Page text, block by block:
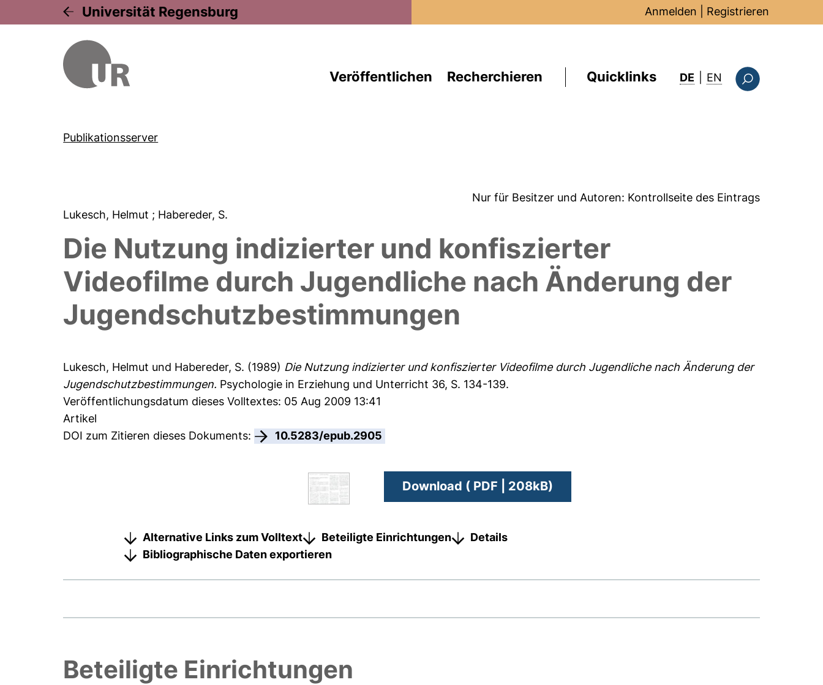
Universität Regensburg Anmelden Registrieren
Veröffentlichen Recherchieren Quicklinks DE EN : this page in
Publikationsserver
Nur für Besitzer und Autoren: Kontrollseite des Eintrags
Lukesch, Helmut ; Habereder, S.
Die Nutzung indizierter und konfiszierter
Videofilme durch Jugendliche nach Änderung der
Jugendschutzbestimmungen
Lukesch, Helmut und Habereder, S. (1989) Die Nutzung indizierter und konfiszierter Videofilme durch Jugendliche nach Änderung der
Jugendschutzbestimmungen. Psychologie in Erziehung und Unterricht 36, S. 134-139.
Veröffentlichungsdatum dieses Volltextes: 05 Aug 2009 13:41
Artikel
DOI zum Zitieren dieses Dokuments:
10.5283/epub.2905
Download ( PDF | 208kB)
Alternative Links zum Volltext Beteiligte Einrichtungen
Details
Bibliographische Daten exportieren
Beteiligte Einrichtungen